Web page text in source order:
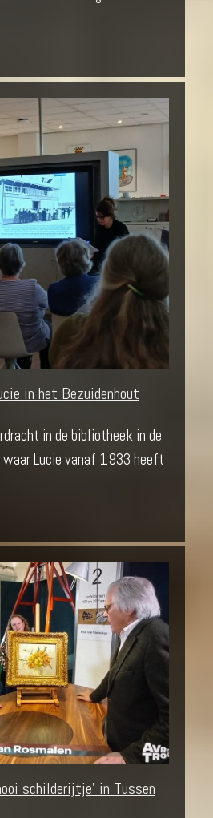
in het Bezuidenhout
in de bibliotheek in de
Lucie vanaf 1933 heeft
schilderijtje' in Tussen